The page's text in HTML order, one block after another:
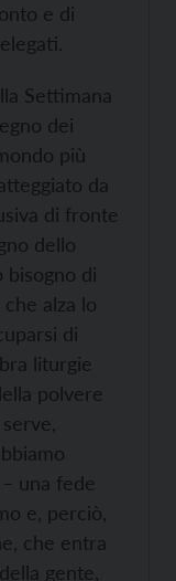
e di
Settimana
dei
più
da
di fronte
dello
bisogno di
alza lo
di
liturgie
polvere
una fede
e, perciò,
che entra
gente,